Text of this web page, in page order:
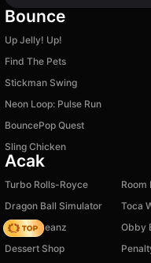
Bounce
Up Jelly! Up!
Find The Pets
Stickman Swing
Neon Loop: Pulse Run
BouncePop Quest
Sling Chicken
Acak
Turbo Rolls-Royce
Dragon Ball Simulator
Toca
Dunkin Beanz
Dessert Shop